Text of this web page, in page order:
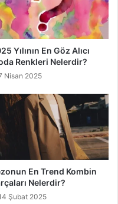
Yılının En Göz Alıcı
Renkleri Nelerdir?
Nisan 2025
En Trend Kombin
Nelerdir?
Şubat 2025